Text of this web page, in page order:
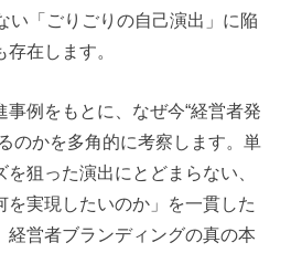
い「ごりごりの自己演出」に陥
在します。
例をもとに、なぜ今“経営者発
のかを多角的に考察します。単
狙った演出にとどまらない、
を実現したいのか」を一貫した
経営者ブランディングの真の本